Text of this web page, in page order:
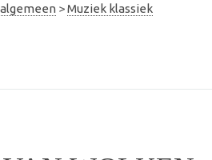
>Muziek klassiek